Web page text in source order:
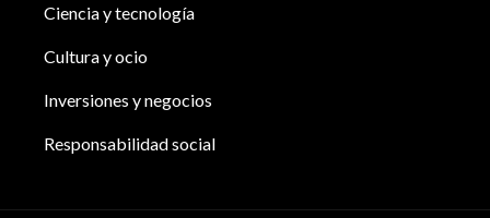
Ciencia y tecnología
Cultura y ocio
Inversiones y negocios
Responsabilidad social